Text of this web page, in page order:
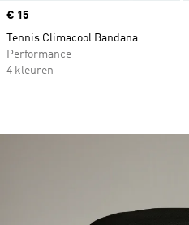
Price
€ 15
Tennis Climacool Bandana
Performance
4 kleuren